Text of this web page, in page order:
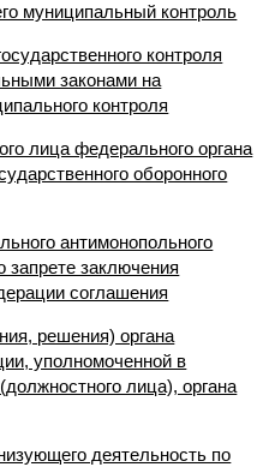
муниципальный контроль
контроля
законами на
контроля
лица федерального органа
оборонного
антимонопольного
запрете заключения
соглашения
решения) органа
уполномоченной в
лица), органа
деятельность по